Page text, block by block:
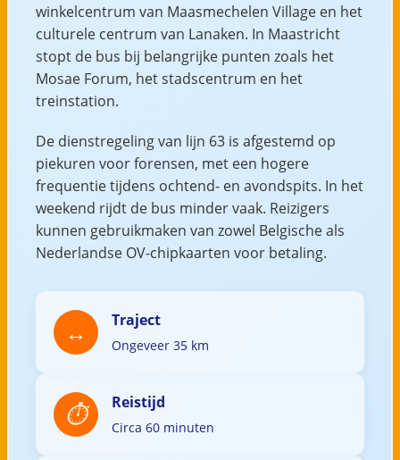
winkelcentrum van Maasmechelen Village en het
culturele centrum van Lanaken. In Maastricht
stopt de bus bij belangrijke punten zoals het
Mosae Forum, het stadscentrum en het
treinstation.
De dienstregeling van lijn 63 is afgestemd op
piekuren voor forensen, met een hogere
frequentie tijdens ochtend- en avondspits. In het
weekend rijdt de bus minder vaak. Reizigers
kunnen gebruikmaken van zowel Belgische als
Nederlandse OV-chipkaarten voor betaling.
Traject
Ongeveer 35 km
Reistijd
Circa 60 minuten